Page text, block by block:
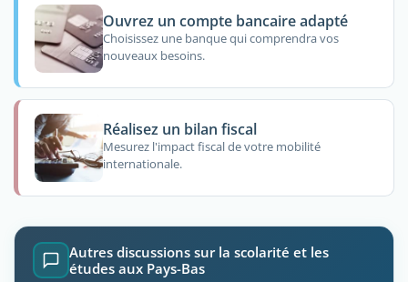
Ouvrez un compte bancaire adapté
Choisissez une banque qui comprendra vos
nouveaux besoins.
Réalisez un bilan fiscal
Mesurez l'impact fiscal de votre mobilité
internationale.
Autres discussions sur la scolarité et les
études aux Pays-Bas